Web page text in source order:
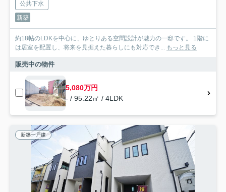
公共下水
新築
約18帖のLDKを中心に、ゆとりある空間設計が魅力の一邸です。 1階に
は居室を配置し、将来を見据えた暮らしにも対応でき...
もっと見る
販売中の物件
5,080万円
- / 95.22㎡ / 4LDK
新築一戸建